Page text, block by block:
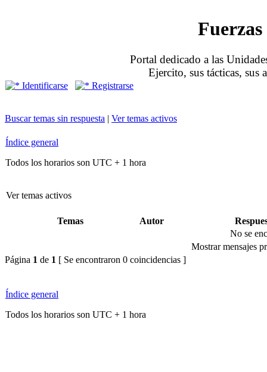
Portal dedicado a las
Ejercito, sus tácticas, sus
Identificarse Registrarse
Buscar temas sin respuesta | Ver temas activos
Índice general
Todos los horarios son UTC + 1 hora
Ver temas activos
Temas Autor
No se
Mostrar mensajes
Página 1 de 1 [ Se encontraron 0 coincidencias ]
Índice general
Todos los horarios son UTC + 1 hora